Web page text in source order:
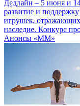
Дедлайн – 5 июня и
развитие и
игрушек, отражающих
наследие. Конкурс
Анонсы «ММ»